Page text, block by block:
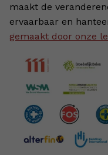
maakt de
ervaarbaar en
gemaakt door onze